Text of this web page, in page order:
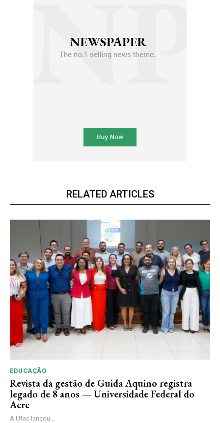
RELATED ARTICLES
EDUCAÇÃO
Revista da gestão de Guida Aquino registra
legado de 8 anos — Universidade Federal do
Acre
A Ufac lançou...